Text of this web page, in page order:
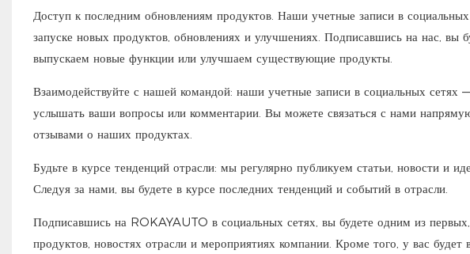
Доступ к последним обновлениям продуктов. Наши учетные записи в
запуске новых продуктов, обновлениях и улучшениях. Подписавшись на нас, вы
выпускаем новые функции или улучшаем существующие продукты.
Взаимодействуйте с нашей командой: наши учетные записи в социальных сетях
услышать ваши вопросы или комментарии. Вы можете связаться с нами
отзывами о наших продуктах.
Будьте в курсе тенденций отрасли: мы регулярно публикуем статьи, новости и
Следуя за нами, вы будете в курсе последних тенденций и событий в отрасли.
Подписавшись на ROKAYAUTO в социальных сетях, вы будете одним из
продуктов, новостях отрасли и мероприятиях компании. Кроме того, у вас